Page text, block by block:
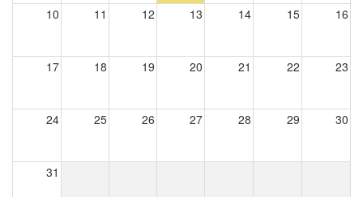
10 11 12 13 14 15 16
17 18 19 20 21 22 23
24 25 26 27 28 29 30
31